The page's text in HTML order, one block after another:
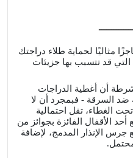
مثاليًا لحماية طلاء دراجتك
قد تتسبب بها جزيئات
أن أغطية الدراجات
ضد السرقة - فبمجرد أن لا
الغطاء، تقل احتمالية
الأقفال الفائزة بجوائز من
الإنذار المدمج، لإضافة